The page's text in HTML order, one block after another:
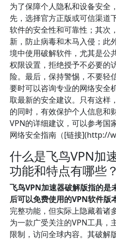
为了保障个人隐私和设备安全
先，选择官方正版或可信渠道
软件的安全性和可靠性；其次
新，防止病毒和木马入侵；此
境中使用破解软件，尤其是公
权限设置，拒绝授予不必要的
险。最后，保持警惕，不要轻
要时可以咨询专业的网络安全
取最新的安全建议。只有这样
的同时，有效保护个人信息和
VPN的详细建议，可以参考国
网络安全指南（[链接](http://
什么是飞鸟VPN加
功能和特点有哪些？
飞鸟VPN加速器破解版指的是
后可以免费使用的VPN软件版
完整功能，但实际上隐藏着诸
为一款广受关注的VPN工具，
限制，访问全球内容。其破解